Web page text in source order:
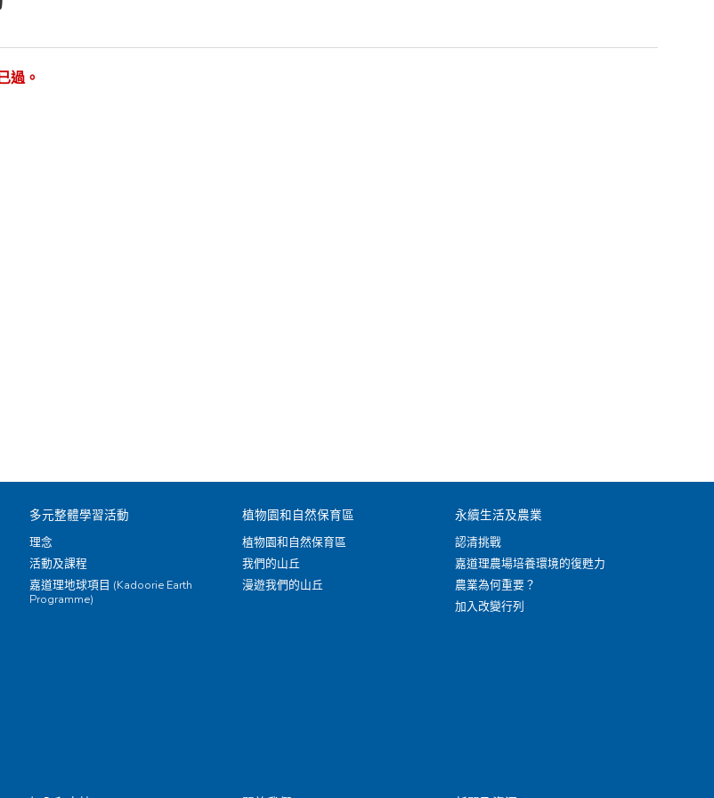
過。
多元整體學習活動
理念
活動及課程
嘉道理地球項目 (Kadoorie Earth
Programme)
植物園和自然保育區
植物園和自然保育區
我們的山丘
漫遊我們的山丘
永續生活及農業
認清挑戰
嘉道理農場培養環境的復甦力
農業為何重要？
加入改變行列